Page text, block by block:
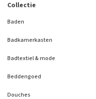
Collectie
Baden
Badkamerkasten
Badtextiel & mode
Beddengoed
Douches